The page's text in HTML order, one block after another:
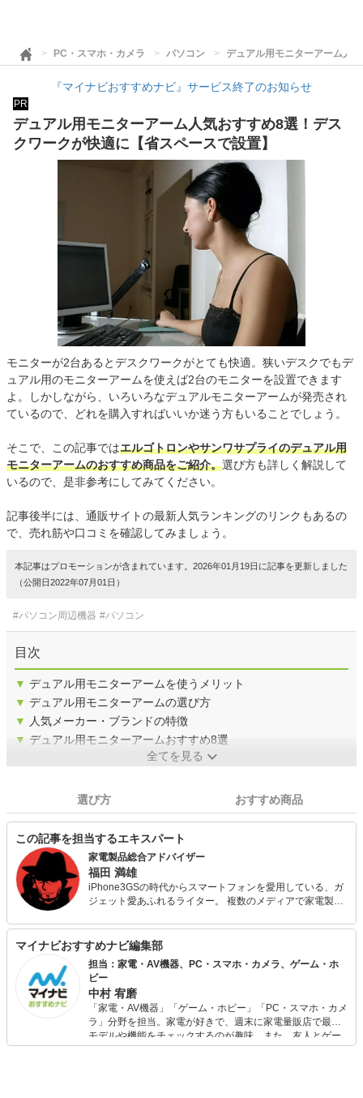
PC・スマホ・カメラ パソコン デュアル用モニターアーム人
『マイナビおすすめナビ』サービス終了のお知らせ
PR
デュアル用モニターアーム人気おすすめ8選！デス
クワークが快適に【省スペースで設置】
モニターが2台あるとデスクワークがとても快適。狭いデスクでもデ
ュアル用のモニターアームを使えば2台のモニターを設置できます
よ。しかしながら、いろいろなデュアルモニターアームが発売され
ているので、どれを購入すればいいか迷う方もいることでしょう。
そこで、この記事ではエルゴトロンやサンワサプライのデュアル用
モニターアームのおすすめ商品をご紹介。選び方も詳しく解説して
いるので、是非参考にしてみてください。
記事後半には、通販サイトの最新人気ランキングのリンクもあるの
で、売れ筋や口コミを確認してみましょう。
本記事はプロモーションが含まれています。2026年01月19日に記事を更新しました
（公開日2022年07月01日）
#パソコン周辺機器 #パソコン
目次
▼ デュアル用モニターアームを使うメリット
▼ デュアル用モニターアームの選び方
▼
人気メーカー・ブランドの特徴
▼ デュアル用モニターアームおすすめ8選
全てを見る
選び方 おすすめ商品
この記事を担当するエキスパート
家電製品総合アドバイザー
福田 満雄
iPhone3GSの時代からスマートフォンを愛用している、ガ
ジェット愛あふれるライター。 複数のメディアで家電製品
冷蔵庫からオーディオ、パソコンまで、幅広く知識を問わ
れる家電製品総合アドバイザー試験に一発合格。 最新機種
が好きなのはもちろん、過去の名機を安価に楽しむのも好
き。
マイナビおすすめナビ編集部
担当：家電・AV機器、PC・スマホ・カメラ、ゲーム・ホ
ビー
中村 宥磨
「家電・AV機器」「ゲーム・ホビー」「PC・スマホ・カメ
ラ」分野を担当。家電が好きで、週末に家電量販店で最新
モデルや機能をチェックするのが趣味。また、友人とゲー
ムを楽しみながら、新作タイトルやイベント情報もいち早